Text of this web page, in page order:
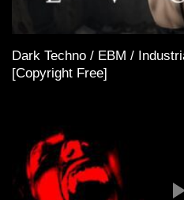
Dark Techno / EBM /
[Copyright Free]